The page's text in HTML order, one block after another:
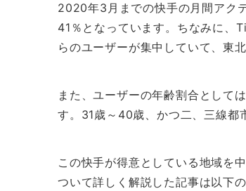
2020年3月までの快手の月間アク
41％となっています。ちなみに、
らのユーザーが集中していて、東
また、ユーザーの年齢割合として
す。31歳～40歳、かつ二、三線都
この快手が得意としている地域を
ついて詳しく解説した記事は以下